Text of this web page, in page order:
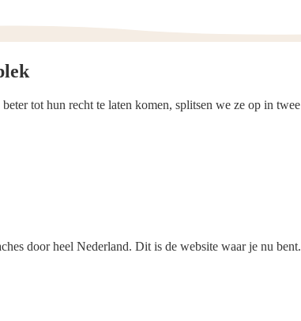
tot hun recht te laten komen, splitsen we ze op in
door heel Nederland. Dit is de website waar je nu bent.